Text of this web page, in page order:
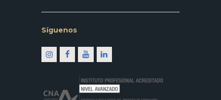
Síguenos